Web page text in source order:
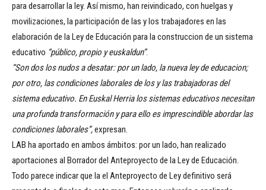
para desarrollar la ley. Así mismo, han reivindicado, con huelgas y
movilizaciones, la participación de las y los trabajadores en las
elaboración de la Ley de Educación para la construccion de un sistema
educativo “público, propio y euskaldun”.
“Son dos los nudos a desatar: por un lado, la nueva ley de educacion;
por otro, las condiciones laborales de los y las trabajadoras del
sistema educativo. En Euskal Herria los sistemas educativos necesitan
una profunda transformación y para ello es imprescindible abordar las
condiciones laborales”,expresan.
LAB ha aportado en ambos ámbitos: por un lado, han realizado
aportaciones al Borrador del Anteproyecto de la Ley de Educación.
Todo parece indicar que la el Anteproyecto de Ley definitivo será